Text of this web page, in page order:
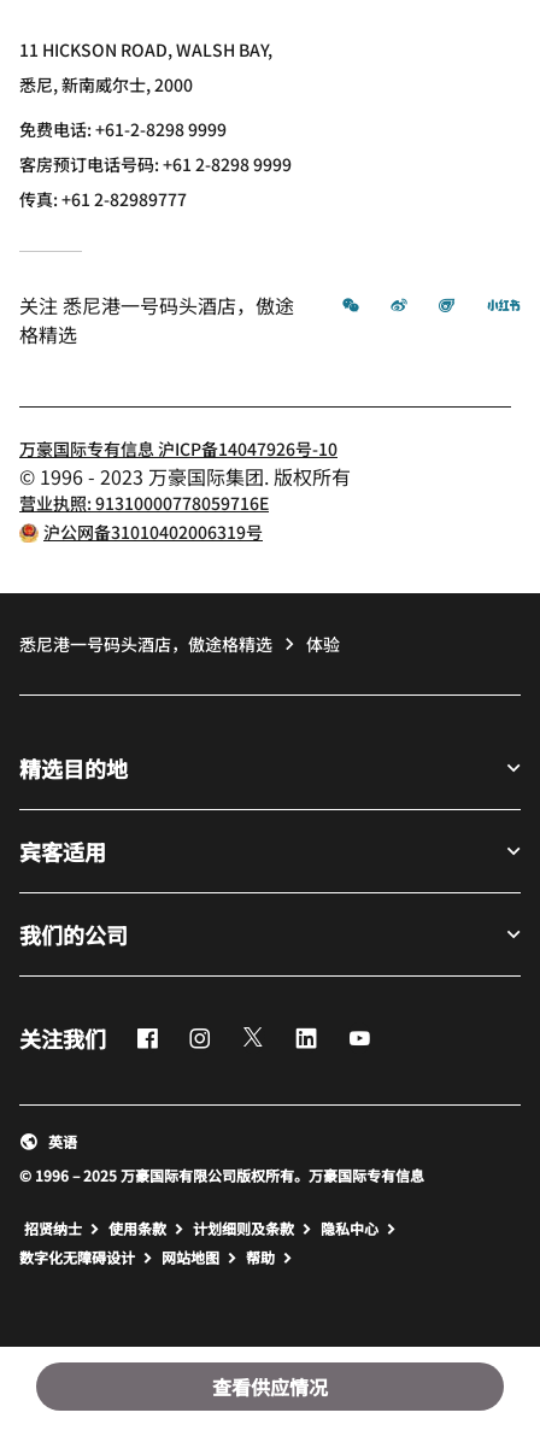
查看供应情况
11 HICKSON ROAD, WALSH BAY,
悉尼, 新南威尔士, 2000
免费电话:+61-2-8298 9999
客房预订电话号码: +61 2-8298 9999
传真:+61 2-82989777
关注悉尼港一号码头酒店，傲途
格精选
微信 微博 飞猪
万豪国际专有信息 沪ICP备14047926号-10
© 1996 - 2023 万豪国际集团. 版权所有
营业执照: 91310000778059716E
沪公网备31010402006319号
悉尼港一号码头酒店，傲途格精选 体验
精选目的地
宾客适用
我们的公司
关注我们 FacebookInstagram
Twitter LinkedIn
© 1996 – 2025 万豪国际有限公司版权所有。万豪国际专有信息
英语
招贤纳士 使用条款 计划细则及条款
隐私中心
数字化无障碍设计
网站地图 打开新窗口
帮助